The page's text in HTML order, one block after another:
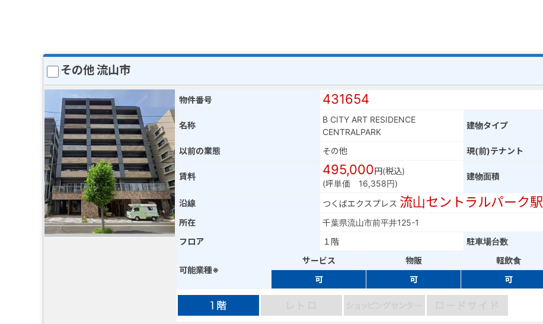
その他 流山市
物件番号 431654
名称
B CITY ART RESIDENCE
CENTRALPARK
建物タイプ
以前の業態 その他 現(前)テナント
賃料 495,000円(税込)
(坪単価 16,358円)
建物面積
沿線 つくばエクスプレス 流山セントラルパーク駅
所在
千葉県流山市前平井125-1
フロア
１階 駐車場台数
可能業種※
サービス 物販 軽飲食
可
可 可